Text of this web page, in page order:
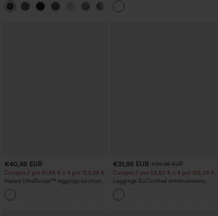
bolsillos
bolsillos
€40,95 EUR
Compra 2 por 61,54 € o 4 por 123,08 €.
Halara UltraSculpt™ leggings bootcut
de yoga de talle alto con fruncido que
levanta los glúteos, control de
abdomen, bolsillos y efecto moldeador.
€31,95 EUR €35,95 EUR
Compra 2 por 52,62 € o 4 por 105,24 €.
Leggings SoCinched entrenamiento
moldeador abdomen bolsillo lateral tiro
alto